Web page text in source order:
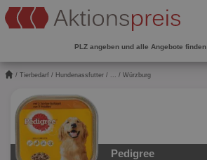
PLZ angeben und alle Angebote finden
/ Tierbedarf / Hundenassfutter / ... / Würzburg
Pedigree